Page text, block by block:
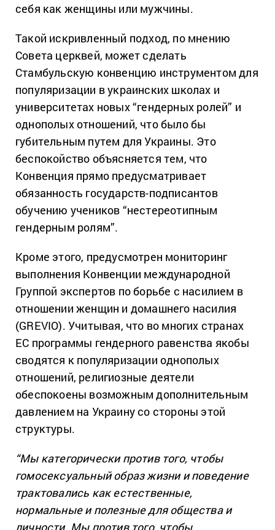
себя как женщины или мужчины.
Такой искривленный подход, по мнению
Совета церквей, может сделать
Стамбульскую конвенцию инструментом для
популяризации в украинских школах и
университетах новых “гендерных ролей” и
однополых отношений, что было бы
губительным путем для Украины. Это
беспокойство объясняется тем, что
Конвенция прямо предусматривает
обязанность государств-подписантов
обучению учеников “нестереотипным
гендерным ролям”.
Кроме этого, предусмотрен мониторинг
выполнения Конвенции международной
Группой экспертов по борьбе с насилием в
отношении женщин и домашнего насилия
(GREVIO). Учитывая, что во многих странах
ЕС программы гендерного равенства якобы
сводятся к популяризации однополых
отношений, религиозные деятели
обеспокоены возможным дополнительным
давлением на Украину со стороны этой
структуры.
“Мы категорически против того, чтобы
гомосексуальный образ жизни и поведение
трактовались как естественные,
нормальные и полезные для общества и
личности. Мы против того, чтобы